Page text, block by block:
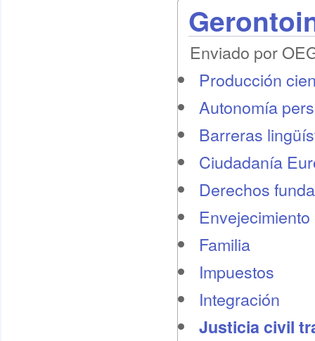
Enviado por
Producción
Autonomía
Barreras
Ciudadanía
Derechos
Familia
Impuestos
Integración
Justicia civil